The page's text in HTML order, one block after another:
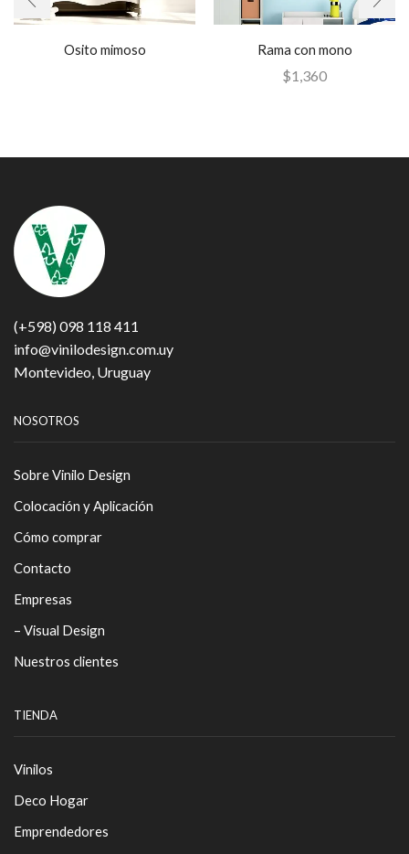
Osito mimoso Rama con mono
$1,360
(+598) 098 118 411
info@vinilodesign.com.uy
Montevideo, Uruguay
NOSOTROS
Sobre Vinilo Design
Colocación y Aplicación
Cómo comprar
Contacto
Empresas
– Visual Design
Nuestros clientes
TIENDA
Vinilos
Deco Hogar
Emprendedores